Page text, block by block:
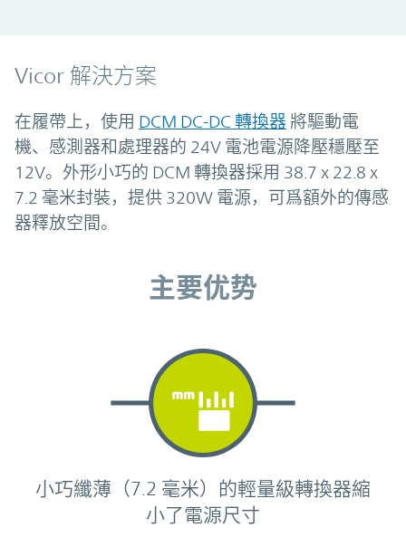
Vicor 解決方案
在履帶上，使用 DCM DC-DC 轉換器 將驅動電
機、感測器和處理器的 24V 電池電源降壓穩壓至
12V。外形小巧的 DCM 轉換器採用 38.7 x 22.8 x
7.2 毫米封裝，提供 320W 電源，可爲額外的傳感
器釋放空間。
主要优势
小巧纖薄（7.2 毫米）的輕量級轉換器縮
小了電源尺寸